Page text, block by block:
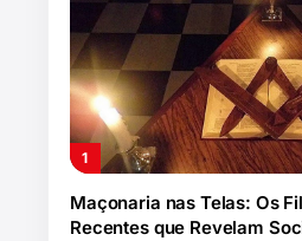
Maçonaria nas Telas: Os
Recentes que Revelam